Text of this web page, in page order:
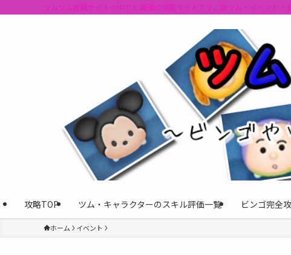
ツムツム攻略サイトの中でも最強の攻略サイトです。新ツム・イベント
攻略TOP ツム・キャラクターのスキル評価一覧 ビンゴ完全
ホーム イベント